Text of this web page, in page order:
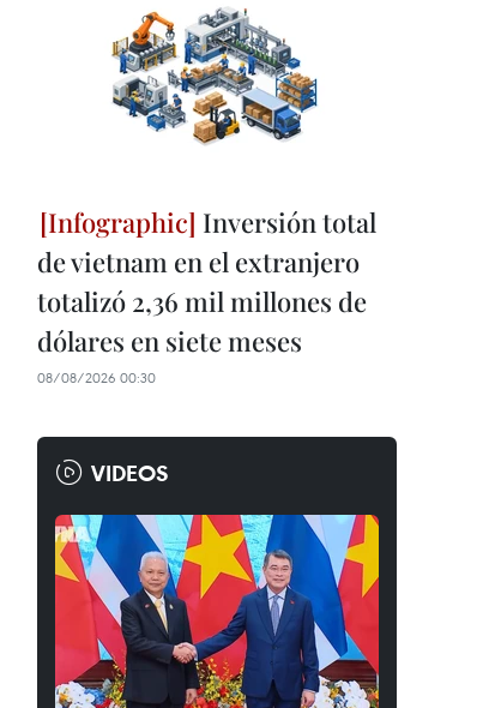
Inversión total
de vietnam en el extranjero
totalizó 2,36 mil millones de
dólares en siete meses
08/08/2026 00:30
VIDEOS